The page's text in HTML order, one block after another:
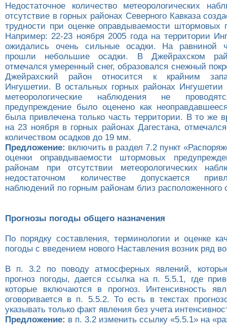
Недостаточное количество метеорологических
отсутствие в горных районах Северного Кавказа
трудности при оценке оправдываемости штормовых
Например: 22-23 ноября 2005 года на территории
ожидались очень сильные осадки. На равниной
прошли небольшие осадки. В Джейрахском
отмечался умеренный снег, образовался снежный
Джейрахский район относится к крайним
Ингушетии. В остальных горных районах
метеорологические наблюдения не
предупреждение было оценено как
была привлечена только часть территории. В то же
на 23 ноября в горных районах Дагестана,
количеством осадков до 19 мм.
Предложение: включить в раздел 7.2 пункт
оценки оправдываемости штормовых
районам при отсутствии метеорологических
недостаточном количестве допускается
наблюдений по горным районам близ расположенного
Прогнозы погоды общего назначения
По порядку составления, терминологии и оценке
погоды с введением нового Наставления возник ряд
В п. 3.2 по поводу атмосферных явлений,
прогноз погоды, дается ссылка на п. 5.5.1, где
которые включаются в прогноз. Интенсивность
оговоривается в п. 5.5.2. То есть в текстах
указывать только факт явления без учета
Предложение: в п. 3.2 изменить ссылку «5.5.1» на